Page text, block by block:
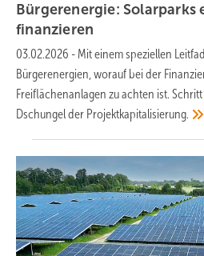
Bürgerenergie: Solarparks
finanzieren
03.02.2026 - Mit einem speziellen
Bürgerenergien, worauf bei der
Freiflächenanlagen zu achten ist.
Dschungel der Projektkapitalisierung.